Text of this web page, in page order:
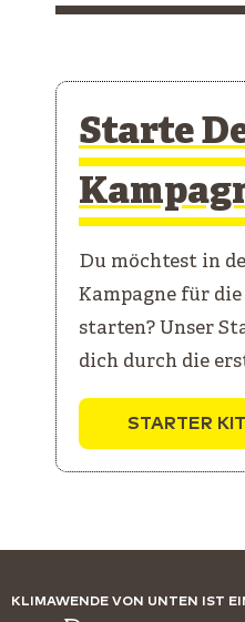
Starte
Du möchtest in
Kampagne für
starten? Unser
dich durch die
STARTER
KLIMAWENDE VON UNTEN IST